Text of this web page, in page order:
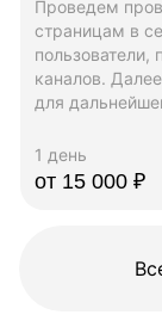
Проведем
страницам в
пользователи,
каналов.
для
1 день
от 15 000 ₽